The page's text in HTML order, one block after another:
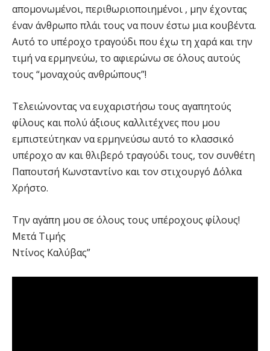
απομονωμένοι, περιθωριοποιημένοι , μην έχοντας
έναν άνθρωπο πλάι τους να πουν έστω μια κουβέντα.
Αυτό το υπέροχο τραγούδι που έχω τη χαρά και την
τιμή να ερμηνεύω, το αφιερώνω σε όλους αυτούς
τους “μοναχούς ανθρώπους”!
Τελειώνοντας να ευχαριστήσω τους αγαπητούς
φίλους και πολύ άξιους καλλιτέχνες που μου
εμπιστεύτηκαν να ερμηνεύσω αυτό το κλασσικό
υπέροχο αν και θλιβερό τραγούδι τους, τον συνθέτη
Παπουτσή Κωνσταντίνο και τον στιχουργό Δόλκα
Χρήστο.
Την αγάπη μου σε όλους τους υπέροχους φίλους!
Μετά Τιμής
Ντίνος Καλύβας”